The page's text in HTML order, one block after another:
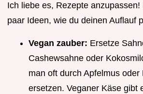
Ich liebe es, Rezepte anzupassen!
paar Ideen, wie du deinen Auflauf
Vegan zauber: Ersetze
Cashewsahne oder
man oft durch Apfelmus oder
ersetzen. Veganer Käse gibt